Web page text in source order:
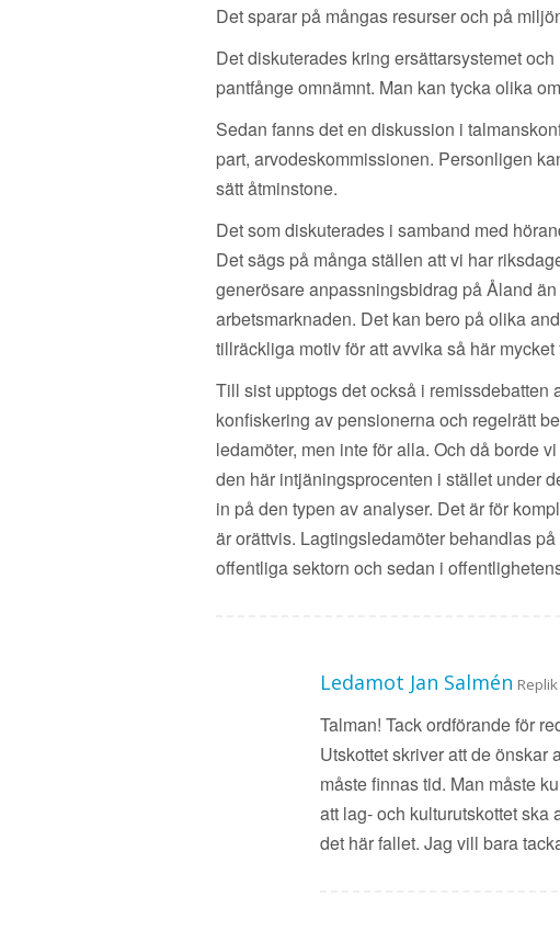
Det sparar på mångas resurser och på
Det diskuterades kring ersättarsystemet
pantfånge omnämnt. Man kan tycka olika
Sedan fanns det en diskussion i
part, arvodeskommissionen. Personligen
sätt åtminstone.
Det som diskuterades i samband med
Det sägs på många ställen att vi har
generösare anpassningsbidrag på Åland
arbetsmarknaden. Det kan bero på olika
tillräckliga motiv för att avvika så här
Till sist upptogs det också i
konfiskering av pensionerna och regelrätt
ledamöter, men inte för alla. Och då borde
den här intjäningsprocenten i stället under
in på den typen av analyser. Det är för
är orättvis. Lagtingsledamöter behandlas
offentliga sektorn och sedan i
Ledamot Jan Salmén
Talman! Tack ordförande för
Utskottet skriver att de önskar
måste finnas tid. Man måste
att lag- och kulturutskottet
det här fallet. Jag vill bara